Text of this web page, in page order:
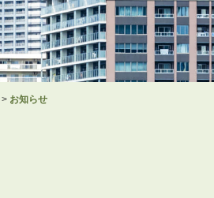
> お知らせ